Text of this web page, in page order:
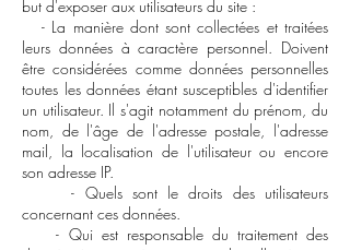
but d'exposer aux utilisateurs du site :
- La manière dont sont collectées et traitées
leurs données à caractère personnel. Doivent
être considérées comme données personnelles
toutes les données étant susceptibles d'identifier
un utilisateur. Il s'agit notamment du prénom, du
nom, de l'âge de l'adresse postale, l'adresse
mail, la localisation de l'utilisateur ou encore
son adresse IP.
- Quels sont le droits des utilisateurs
concernant ces données.
- Qui est responsable du traitement des